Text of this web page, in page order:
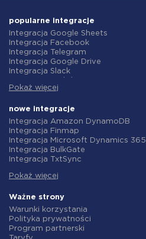
popularne integracje
Integracja Google Sheets
Integracja Facebook
Integracja Telegram
Integracja Google Drive
Integracja Slack
Integracja Gmail
Integracja ClickUp
Integracja Airtable
Integracja Google Contacts
Integracja OpenAI (ChatGPT)
Integracja Instagram
Integracja ActiveCampaign
Integracja Salesforce CRM
Integracja Notion
Integracja AWeber
Integracja Asana
Integracja ZOHO CRM
Pokaż więcej
nowe integracje
Integracja Amazon DynamoDB
Integracja Finmap
Integracja Microsoft Dynamics 365
Integracja BulkGate
Integracja TxtSync
Integracja Corezoid
Integracja Instasent
Integracja AtomPark
Integracja TXTImpact
Integracja Campaign Monitor
Integracja CM.com
Pokaż więcej
Ważne strony
Warunki korzystania
Polityka prywatności
Program partnerski